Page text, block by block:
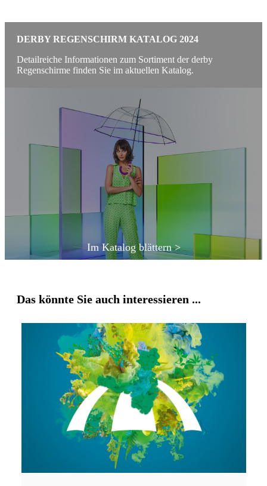
DERBY REGENSCHIRM KATALOG 2024
Detailreiche Informationen zum Sortiment der derby
Regenschirme finden Sie im aktuellen Katalog.
Im Katalog blättern >
Das könnte Sie auch interessieren ...